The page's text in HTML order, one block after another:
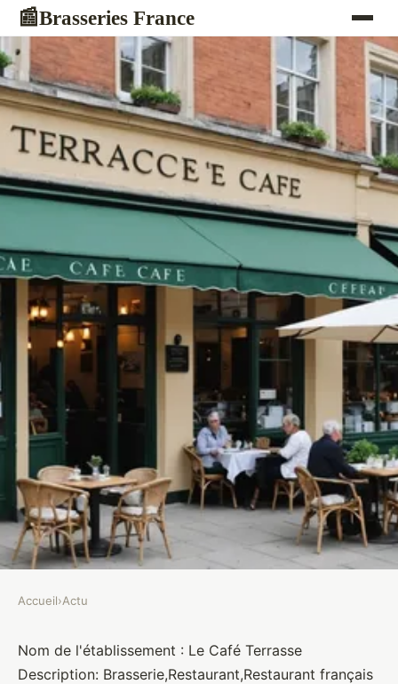
📰Brasseries France
Le Café Terrasse
Accueil›Actu
Nom de l'établissement : Le Café Terrasse
Description: Brasserie,Restaurant,Restaurant français